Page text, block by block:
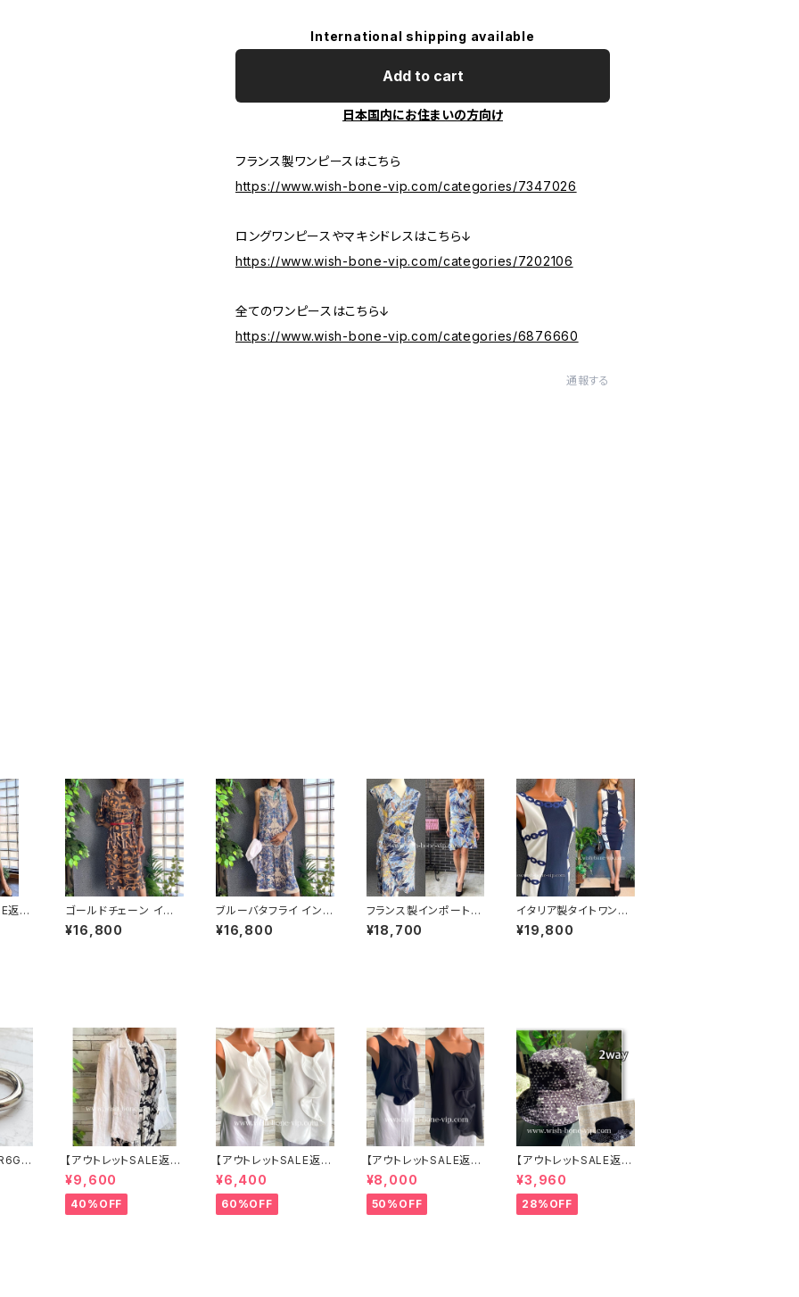
International shipping available
Add to cart
日本国内にお住まいの方向け
フランス製ワンピースはこちら
https://www.wish-bone-vip.com/categories/7347026
ロングワンピースやマキシドレスはこちら↓
https://www.wish-bone-vip.com/categories/7202106
全てのワンピースはこちら↓
https://www.wish-bone-vip.com/categories/6876660
通報する
返品
ホ
ニッ
ゴールドチェーン イン
ポートワンピース｜スト
レッチジャージ 七分袖
¥16,800
ブルーバタフライ インポ
ートワンピース｜ストレ
ッチジャージミモレ・ミ
¥16,800
フランス製インポートワ
ンピース｜FIFILLES d
e PARIS フィフィーユ・
¥18,700
イタリア製タイトワンピ
ース・バイカラータイト
ドレス｜RINASCIMEN
¥19,800
ル
ー
直
【アウトレットSALE返品
交換不可8/20まで】イ
タリア製サマージャケッ
ト｜Made in ITALY｜
リネン麻 飾りエリ ジャ
¥9,600
40%OFF
【アウトレットSALE返品
交換不可8/20まで】イ
タリア製 CASADEILU
CA ITALY｜前フリル＆
BIGフリルトップス /ホワ
¥6,400
60%OFF
【アウトレットSALE返品
交換不可8/20まで】イ
タリア製 CASADEILU
CA ITALY｜前フリル＆
BIGフリルトップス /ブラ
¥8,000
50%OFF
【アウトレットSALE返品
交換不可8/20まで】ワ
ッフル立体フラワー＆無
地 2way リバーシブル
ハット・ワイヤー入り変
¥3,960
28%OFF